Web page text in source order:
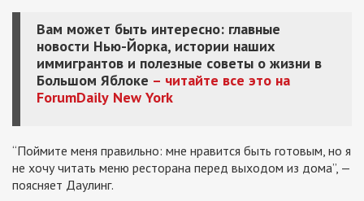
Вам может быть интересно: главные
новости Нью-Йорка, истории наших
иммигрантов и полезные советы о жизни в
Большом Яблоке – читайте все это на
ForumDaily New York
“Поймите меня правильно: мне нравится быть готовым, но я
не хочу читать меню ресторана перед выходом из дома”, —
поясняет Даулинг.